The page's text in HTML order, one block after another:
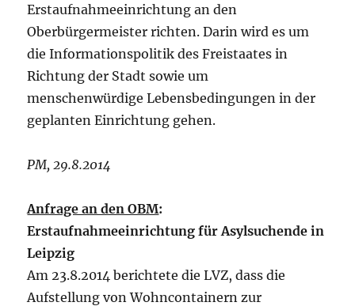
Erstaufnahmeeinrichtung an den
Oberbürgermeister richten. Darin wird es um
die Informationspolitik des Freistaates in
Richtung der Stadt sowie um
menschenwürdige Lebensbedingungen in der
geplanten Einrichtung gehen.
PM, 29.8.2014
Anfrage an den OBM:
Erstaufnahmeeinrichtung für Asylsuchende in
Leipzig
Am 23.8.2014 berichtete die LVZ, dass die
Aufstellung von Wohncontainern zur